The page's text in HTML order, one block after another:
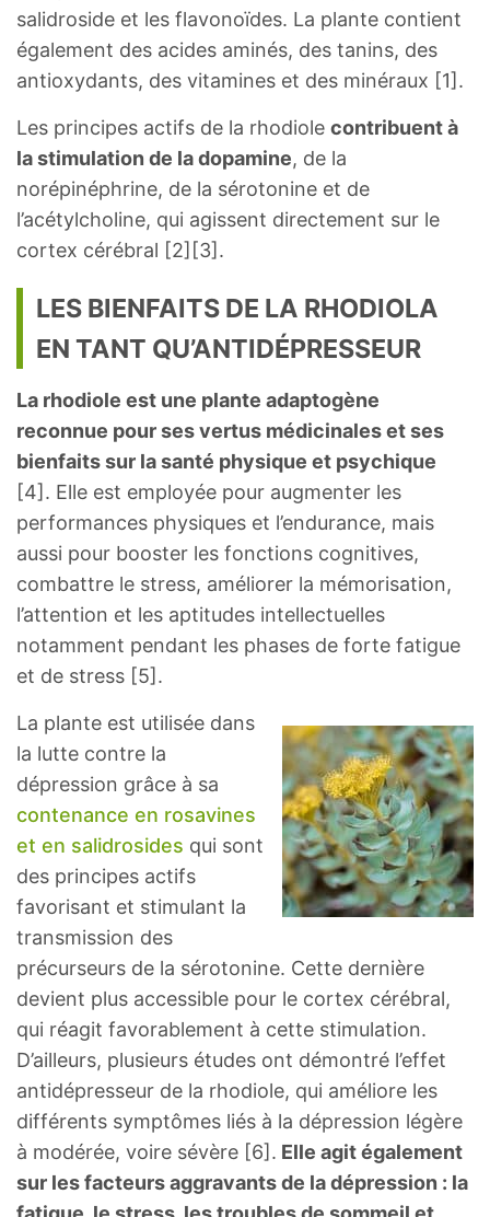
salidroside et les flavonoïdes. La plante contient
également des acides aminés, des tanins, des
antioxydants, des vitamines et des minéraux [1].
Les principes actifs de la rhodiole contribuent à
la stimulation de la dopamine, de la
norépinéphrine, de la sérotonine et de
l’acétylcholine, qui agissent directement sur le
cortex cérébral [2][3].
LES BIENFAITS DE LA RHODIOLA
EN TANT QU’ANTIDÉPRESSEUR
La rhodiole est une plante adaptogène
reconnue pour ses vertus médicinales et ses
bienfaits sur la santé physique et psychique
[4]. Elle est employée pour augmenter les
performances physiques et l’endurance, mais
aussi pour booster les fonctions cognitives,
combattre le stress, améliorer la mémorisation,
l’attention et les aptitudes intellectuelles
notamment pendant les phases de forte fatigue
et de stress [5].
La plante est utilisée dans
la lutte contre la
dépression grâce à sa
contenance en rosavines
et en salidrosides qui sont
des principes actifs
favorisant et stimulant la
transmission des
précurseurs de la sérotonine. Cette dernière
devient plus accessible pour le cortex cérébral,
qui réagit favorablement à cette stimulation.
D’ailleurs, plusieurs études ont démontré l’effet
antidépresseur de la rhodiole, qui améliore les
différents symptômes liés à la dépression légère
à modérée, voire sévère [6]. Elle agit également
sur les facteurs aggravants de la dépression : la